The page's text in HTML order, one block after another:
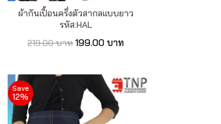
ผ้ากันเปื้อนครึ่งตัวสากลแบบยาว
รหัส:HAL
219.00 บาท 199.00 บาท
Save
12%